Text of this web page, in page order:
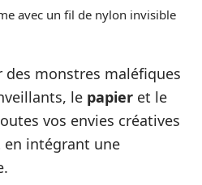
avec un fil de nylon invisible
des monstres maléfiques
le papier et le
vos envies créatives
intégrant une